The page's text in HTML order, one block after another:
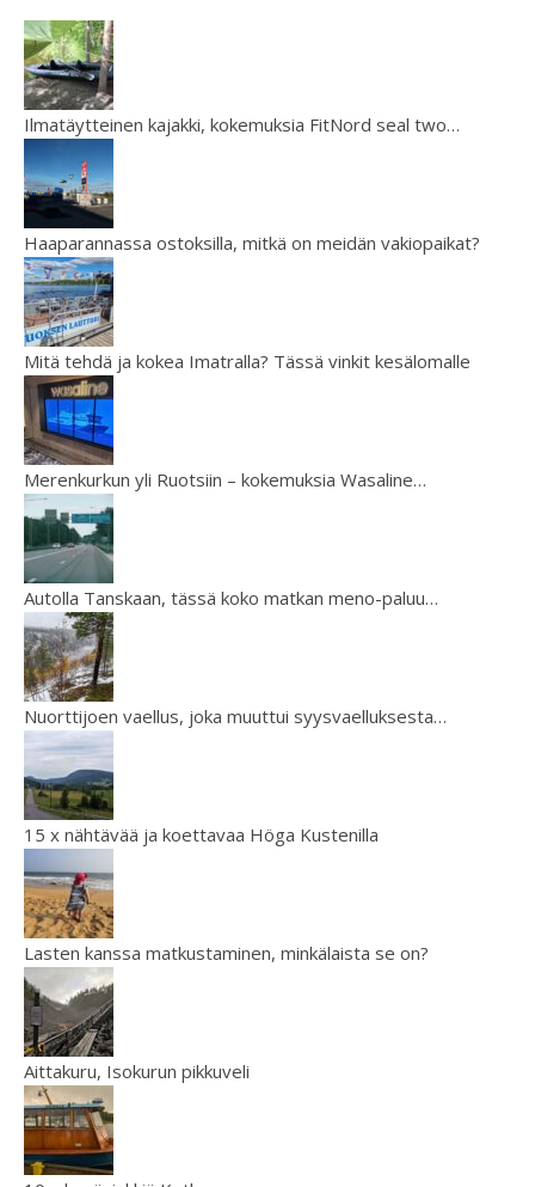
Ilmatäytteinen kajakki, kokemuksia FitNord seal two…
Haaparannassa ostoksilla, mitkä on meidän vakiopaikat?
Mitä tehdä ja kokea Imatralla? Tässä vinkit kesälomalle
Merenkurkun yli Ruotsiin – kokemuksia Wasaline…
Autolla Tanskaan, tässä koko matkan meno-paluu…
Nuorttijoen vaellus, joka muuttui syysvaelluksesta…
15 x nähtävää ja koettavaa Höga Kustenilla
Lasten kanssa matkustaminen, minkälaista se on?
Aittakuru, Isokurun pikkuveli